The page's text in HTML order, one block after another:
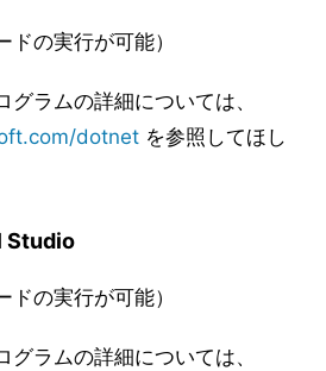
の実行が可能）
ラムの詳細については、
dotnet を参照してほし
Studio
の実行が可能）
ラムの詳細については、